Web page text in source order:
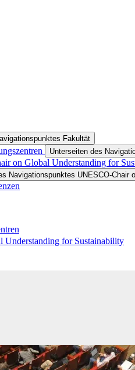
Fakultät
Unterseiten des
on Global Understanding for
Navigationspunktes UNESCO-Chair
for Sustainability